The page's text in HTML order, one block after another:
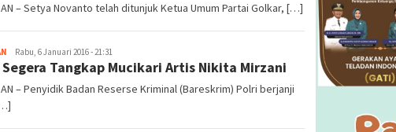
– Setya Novanto telah ditunjuk Ketua Umum Partai Golkar, […]
redaksi
Rabu, 6 Januari 2016 - 21:31
Tangkap Mucikari Artis Nikita Mirzani
– Penyidik Badan Reserse Kriminal (Bareskrim) Polri berjanji